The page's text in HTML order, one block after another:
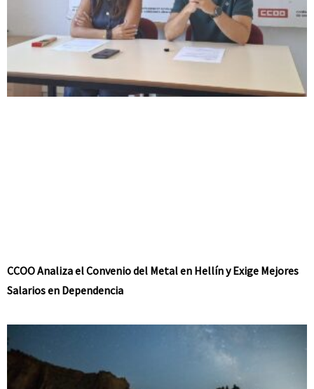
CCOO Analiza el Convenio del Metal en Hellín y Exige Mejores
Salarios en Dependencia